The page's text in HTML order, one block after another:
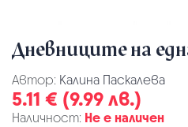
Дневниците на
Автор: Калина Паскалева
5.11 € (9.99 лв.)
Наличност: Не е наличен